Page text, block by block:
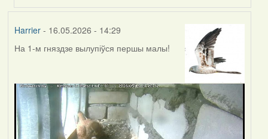
Harrier- 16.05.2026 - 14:29
На 1-м гняздзе вылупіўся першы малы!